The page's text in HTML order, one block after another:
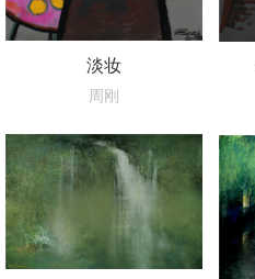
淡妆
周刚